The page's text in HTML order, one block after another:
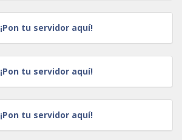
¡Pon tu servidor aquí!
¡Pon tu servidor aquí!
¡Pon tu servidor aquí!